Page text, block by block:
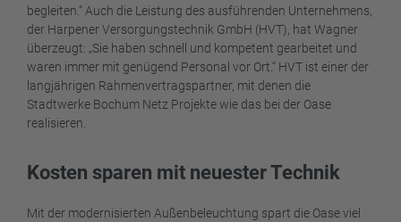
begleiten.“ Auch die Leistung des ausführenden Unternehmens,
der Harpener Versorgungstechnik GmbH (HVT), hat Wagner
überzeugt: „Sie haben schnell und kompetent gearbeitet und
waren immer mit genügend Personal vor Ort.“ HVT ist einer der
langjährigen Rahmenvertragspartner, mit denen die
Stadtwerke Bochum Netz Projekte wie das bei der Oase
realisieren.
Kosten sparen mit neuester Technik
Mit der modernisierten Außenbeleuchtung spart die Oase viel